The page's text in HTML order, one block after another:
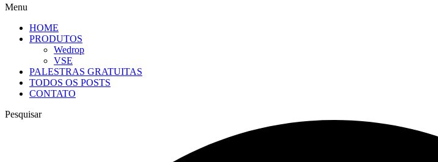
Menu
HOME
PRODUTOS
Wedrop
VSE
PALESTRAS GRATUITAS
TODOS OS POSTS
CONTATO
Pesquisar